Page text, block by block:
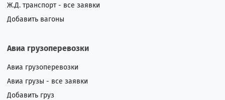
Ж.Д. транспорт - все заявки
Добавить вагоны
Авиа грузоперевозки
Авиа грузоперевозки
Авиа грузы - все заявки
Добавить груз